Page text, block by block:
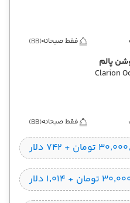
فقط صبحانه(BB)
پالم
Clarion
فقط صبحانه(BB)
تومان + ۷۴۲ دلار
+ ۱٬۰۱۴ دلار